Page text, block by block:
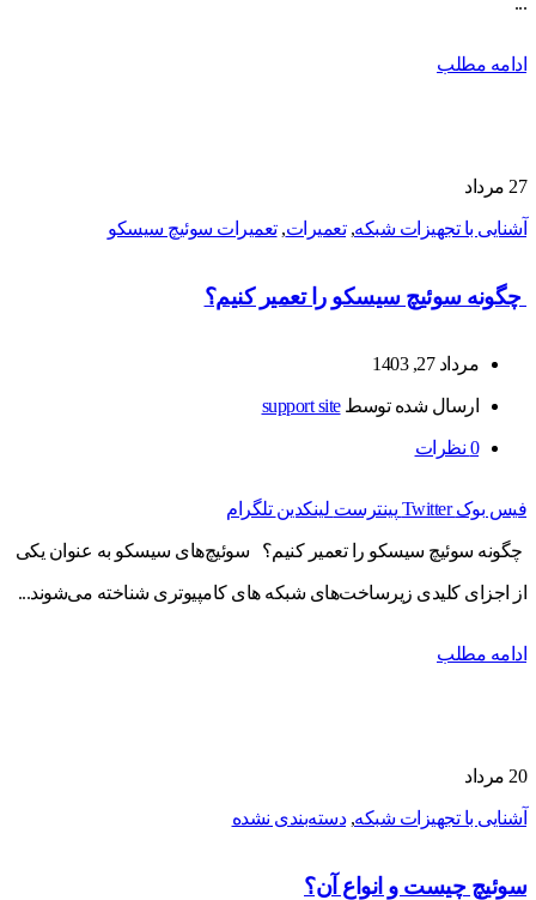
ادامه مطلب
27 مرداد
آشنایی با تجهیزات شبکه,تعمیرات,تعمیرات سوئیچ سیسکو
چگونه سوئیچ سیسکو را تعمیر کنیم؟
مرداد 27, 1403
ارسال شده توسطsupport site
0 نظرات
فیس بوک Twitter پینترست لینکدین تلگرام
چگونه سوئیچ سیسکو را تعمیر کنیم؟ سوئیچ‌های سیسکو به عنوان یکی
از اجزای کلیدی زیرساخت‌های شبکه‌ های کامپیوتری شناخته می‌شوند...
ادامه مطلب
20 مرداد
آشنایی با تجهیزات شبکه,دسته‌بندی نشده
سوئیچ چیست و انواع آن؟